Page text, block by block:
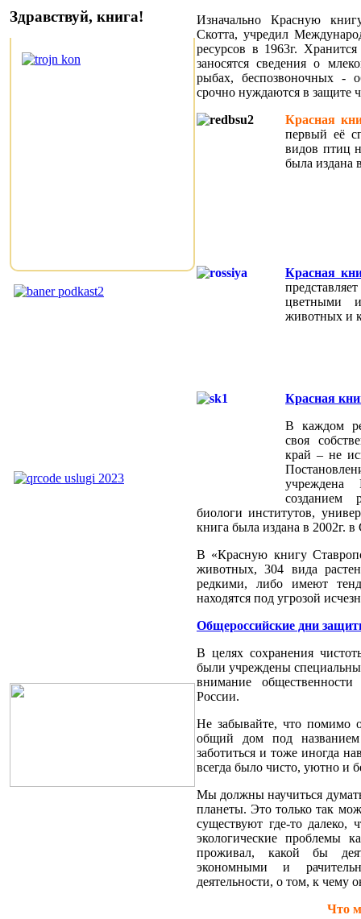
Здравствуй, книга!
Изначально Красную
Скотта, учредил
ресурсов в 1963г.
заносятся сведения о
рыбах, беспозвоночных -
срочно нуждаются в защите
Красная
первый её
видов птиц
была издана
Красная
цветными
животных и
Красная
В каждом
своя
край – не
созданием
биологи институтов,
книга была издана в 2002г. в
В «Красную книгу
животных, 304 вида
редкими, либо имеют
находятся под угрозой
Общероссийские дни
В целях сохранения
были учреждены
внимание
России.
Не забывайте, что помимо
общий дом под
заботиться и тоже иногда
всегда было чисто, уютно и
Мы должны научиться
планеты. Это только так
существуют где-то далеко,
экологические проблемы
проживал, какой бы
экономными и
деятельности, о том, к чему
Что